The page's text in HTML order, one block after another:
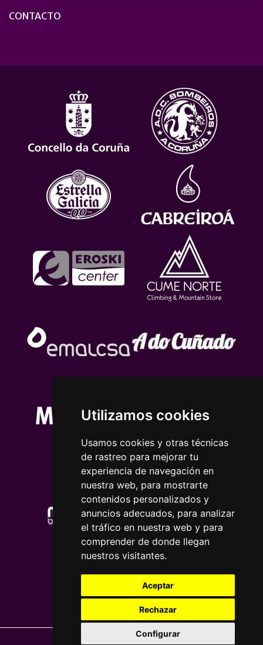
Utilizamos cookies
Usamos cookies y otras técnicas
de rastreo para mejorar tu
experiencia de navegación en
nuestra web, para mostrarte
contenidos personalizados y
anuncios adecuados, para analizar
el tráfico en nuestra web y para
comprender de donde llegan
nuestros visitantes.
Aceptar
Rechazar
Configurar
CONTACTO
Nota legal|Política de privacidade